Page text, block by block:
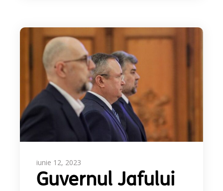
iunie 12, 2023
Guvernul Jafului